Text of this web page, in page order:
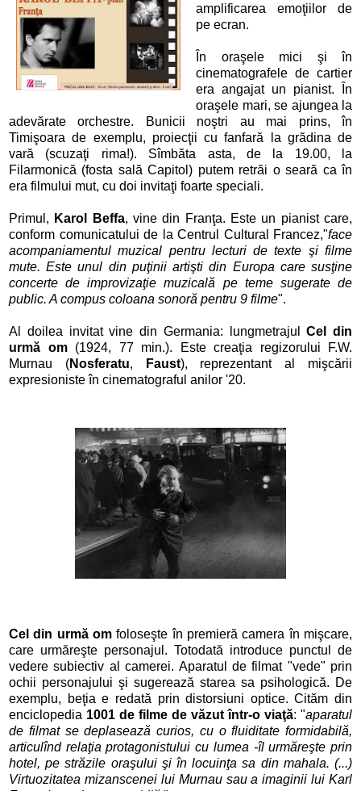
amplificarea emoţiilor de
pe ecran.
În oraşele mici şi în
cinematografele de cartier
era angajat un pianist. În
oraşele mari, se ajungea la
adevărate orchestre. Bunicii noştri au mai prins, în
Timişoara de exemplu, proiecţii cu fanfară la grădina de
vară (scuzaţi rima!). Sîmbăta asta, de la 19.00, la
Filarmonică (fosta sală Capitol) putem retrăi o seară ca în
era filmului mut, cu doi invitaţi foarte speciali.
Primul, Karol Beffa, vine din Franţa. Este un pianist care,
conform comunicatului de la Centrul Cultural Francez,"face
acompaniamentul muzical pentru lecturi de texte şi filme
mute. Este unul din puţinii artişti din Europa care susţine
concerte de improvizaţie muzicală pe teme sugerate de
public. A compus coloana sonoră pentru 9 filme".
Al doilea invitat vine din Germania: lungmetrajulCel din
urmă om(1924, 77 min.). Este creaţia regizorului F.W.
Murnau (Nosferatu, Faust), reprezentant al mişcării
expresioniste în cinematograful anilor '20.
Cel din urmă om foloseşte în premieră camera în mişcare,
care urmăreşte personajul. Totodată introduce punctul de
vedere subiectiv al camerei. Aparatul de filmat "vede" prin
ochii personajului şi sugerează starea sa psihologică. De
exemplu, beţia e redată prin distorsiuni optice. Cităm din
enciclopedia 1001 de filme de văzut într-o viaţă: "aparatul
de filmat se deplasează curios, cu o fluiditate formidabilă,
articulînd relaţia protagonistului cu lumea -îl urmăreşte prin
hotel, pe străzile oraşului şi în locuinţa sa din mahala. (...)
Virtuozitatea mizanscenei lui Murnau sau a imaginii lui Karl